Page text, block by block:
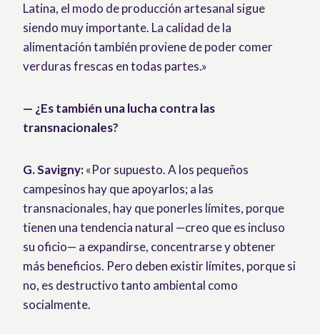
Latina, el modo de producción artesanal sigue
siendo muy importante. La calidad de la
alimentación también proviene de poder comer
verduras frescas en todas partes.»
— ¿Es también una lucha contra las
transnacionales?
G. Savigny:«Por supuesto. A los pequeños
campesinos hay que apoyarlos; a las
transnacionales, hay que ponerles límites, porque
tienen una tendencia natural —creo que es incluso
su oficio— a expandirse, concentrarse y obtener
más beneficios. Pero deben existir límites, porque si
no, es destructivo tanto ambiental como
socialmente.